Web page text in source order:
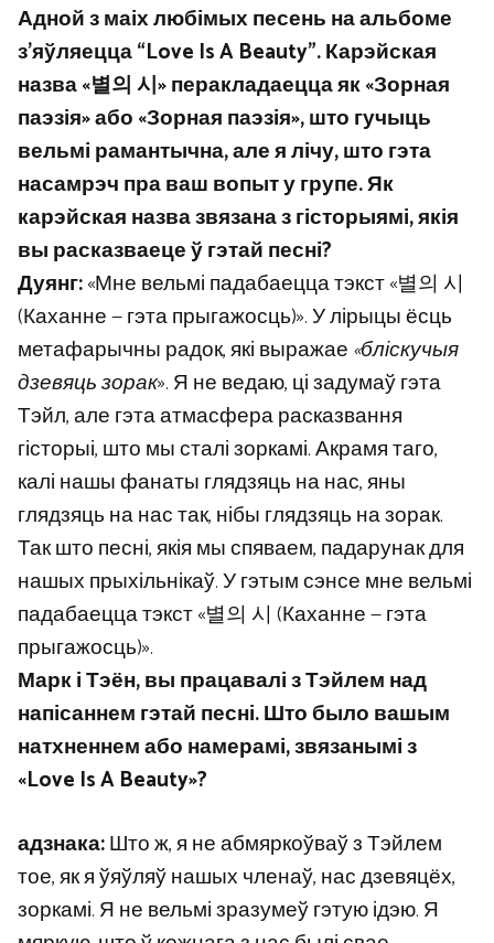
Адной з маіх любімых песень на альбоме
з’яўляецца “Love Is A Beauty”. Карэйская
назва «별의 시» перакладаецца як «Зорная
паэзія» або «Зорная паэзія», што гучыць
вельмі рамантычна, але я лічу, што гэта
насамрэч пра ваш вопыт у групе. Як
карэйская назва звязана з гісторыямі, якія
вы расказваеце ў гэтай песні?
Дуянг:«Мне вельмі падабаецца тэкст «별의 시
(Каханне — гэта прыгажосць)». У лірыцы ёсць
метафарычны радок, які выражае«бліскучыя
дзевяць зорак». Я не ведаю, ці задумаў гэта
Тэйл, але гэта атмасфера расказвання
гісторыі, што мы сталі зоркамі. Акрамя таго,
калі нашы фанаты глядзяць на нас, яны
глядзяць на нас так, нібы глядзяць на зорак.
Так што песні, якія мы спяваем, падарунак для
нашых прыхільнікаў. У гэтым сэнсе мне вельмі
падабаецца тэкст «별의 시 (Каханне — гэта
прыгажосць)».
Марк і Тэён, вы працавалі з Тэйлем над
напісаннем гэтай песні. Што было вашым
натхненнем або намерамі, звязанымі з
«Love Is A Beauty»?
адзнака:Што ж, я не абмяркоўваў з Тэйлем
тое, як я ўяўляў нашых членаў, нас дзевяцёх,
зоркамі. Я не вельмі зразумеў гэтую ідэю. Я